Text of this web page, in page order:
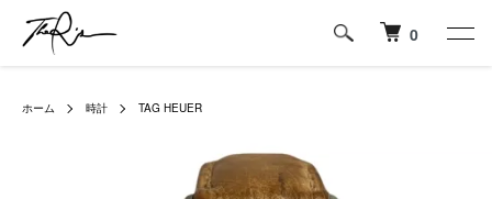
0
ホーム 時計 TAG HEUER